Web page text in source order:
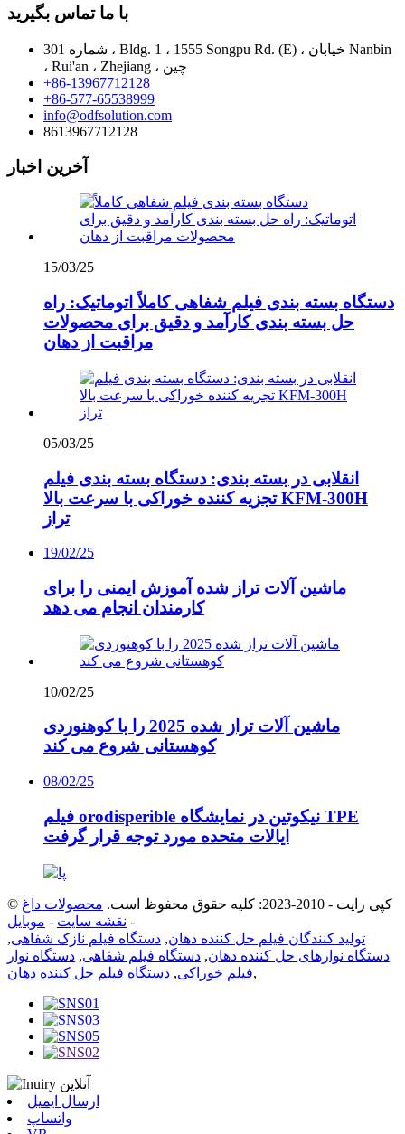
با ما تماس بگیرید
شماره 301 ، Bldg. 1 ، 1555 Songpu Rd. (E) ، خیابان Nanbin
، Rui'an ، Zhejiang ، چین
+86-13967712128
+86-577-65538999
info@odfsolution.com
8613967712128
آخرین اخبار
15/03/25
دستگاه بسته بندی فیلم شفاهی کاملاً اتوماتیک: راه
حل بسته بندی کارآمد و دقیق برای محصولات
مراقبت از دهان
05/03/25
انقلابی در بسته بندی: دستگاه بسته بندی فیلم
تجزیه کننده خوراکی با سرعت بالا KFM-300H
تراز
19/02/25
ماشین آلات تراز شده آموزش ایمنی را برای
کارمندان انجام می دهد
10/02/25
ماشین آلات تراز شده 2025 را با کوهنوردی
کوهستانی شروع می کند
08/02/25
فیلم orodisperible نیکوتین در نمایشگاه TPE
ایالات متحده مورد توجه قرار گرفت
© کپی رایت - 2010-2023: کلیه حقوق محفوظ است.
محصولات داغ
- نقشه سایت - موبایل
تولید کنندگان فیلم حل کننده دهان, دستگاه فیلم نازک شفاهی,
دستگاه نوارهای حل کننده دهان, دستگاه فیلم شفاهی, دستگاه نوار
فیلم خوراکی, دستگاه فیلم حل کننده دهان ,
ارسال ایمیل
واتساپ